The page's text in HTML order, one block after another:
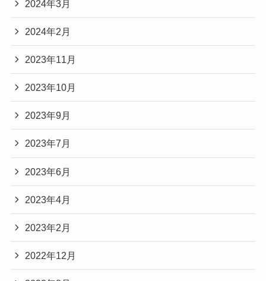
2024年3月
2024年2月
2023年11月
2023年10月
2023年9月
2023年7月
2023年6月
2023年4月
2023年2月
2022年12月